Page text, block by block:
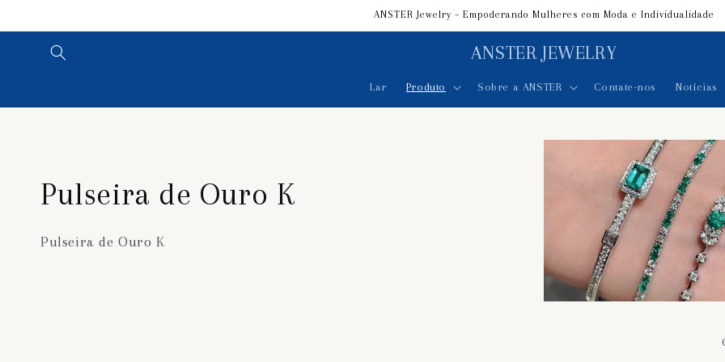
conteúdo
ANSTER Jewelry – Empoderando Mulheres com Moda e Individualidade
ANSTER JEWELRY
Lar Produto Sobre a ANSTER Contate-nos Notícias
C
o
Pulseira de Ouro K
Pulseira de Ouro K